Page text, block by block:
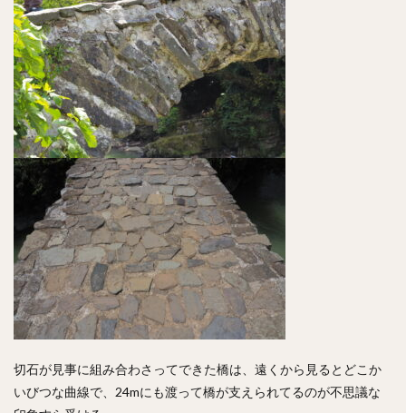
切石が見事に組み合わさってできた橋は、遠くから見るとどこか
いびつな曲線で、24mにも渡って橋が支えられてるのが不思議な